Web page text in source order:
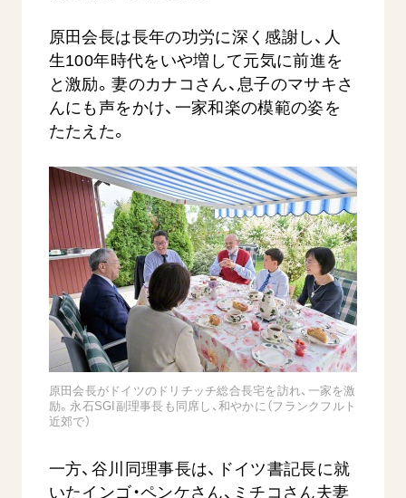
原田会長は長年の功労に深く感謝し、人
生100年時代をいや増して元気に前進を
と激励。妻のカナコさん、息子のマサキさ
んにも声をかけ、一家和楽の模範の姿を
たたえた。
原田会長がドイツのドリチッチ総合長宅を訪れ、一家を激
励。永石SGI副理事長も同席し、和やかに（フランクフルト
近郊で）
一方、谷川同理事長は、ドイツ書記長に就
いたインゴ・ペンケさん、ミチコさん夫妻